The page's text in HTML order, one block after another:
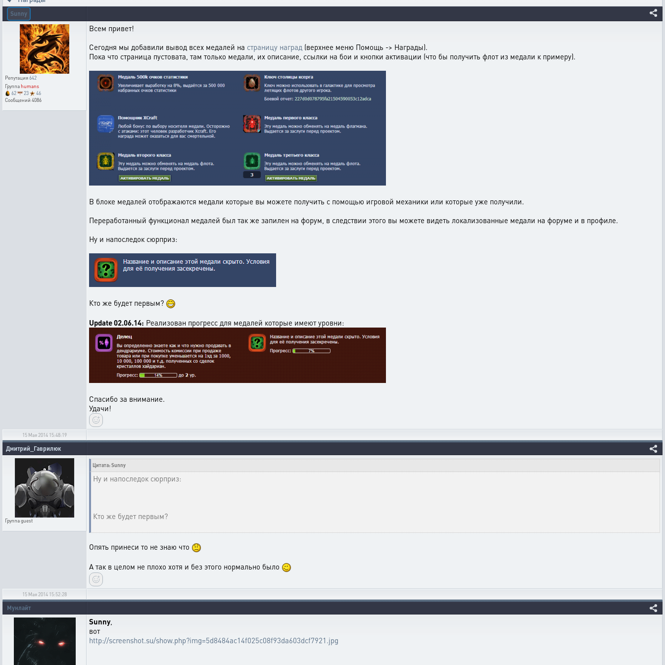
Sunny
Репутация642
Группаhumans
62
23
46
Сообщений 4086
Всем привет!
Сегодня мы добавили вывод всех медалей на страницу наград (верхнее меню Помощь -> Награды).
Пока что страница пустовата, там только медали, их описание, ссылки на бои и кнопки активации (что бы получить флот из медали к примеру).
В блоке медалей отображаются медали которые вы можете получить с помощью игровой механики или которые уже получили.
Переработанный функционал медалей был так же запилен на форум, в следствии этого вы можете видеть локализованные медали на форуме и в профиле.
Ну и напоследок сюрприз:
Кто же будет первым?
Update 02.06.14: Реализован прогресс для медалей которые имеют уровни:
Спасибо за внимание.
Удачи!
15 Мая 2014 15:48:19
Дмитрий_Гаврилюк
Группаguest
Цитата: Sunny
Ну и напоследок сюрприз:
Кто же будет первым?
Опять принеси то не знаю что
А так в целом не плохо хотя и без этого нормально было
15 Мая 2014 15:52:28
Мунлайт
Sunny,
вот
http://screenshot.su/show.php?img=5d8484ac14f025c08f93da603dcf7921.jpg